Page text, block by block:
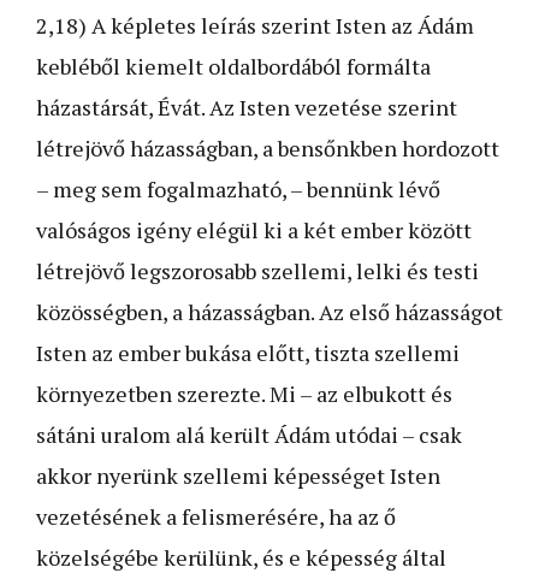
2,18) A képletes leírás szerint Isten az Ádám
kebléből kiemelt oldalbordából formálta
házastársát, Évát. Az Isten vezetése szerint
létrejövő házasságban, a bensőnkben hordozott
– meg sem fogalmazható, – bennünk lévő
valóságos igény elégül ki a két ember között
létrejövő legszorosabb szellemi, lelki és testi
közösségben, a házasságban. Az első házasságot
Isten az ember bukása előtt, tiszta szellemi
környezetben szerezte. Mi – az elbukott és
sátáni uralom alá került Ádám utódai – csak
akkor nyerünk szellemi képességet Isten
vezetésének a felismerésére, ha az ő
közelségébe kerülünk, és e képesség által